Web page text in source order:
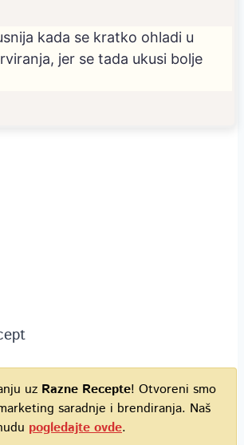
kada se kratko ohladi u
jer se tada ukusi bolje
uz Razne Recepte! Otvoreni smo
saradnje i brendiranja. Naš
pogledajte ovde.